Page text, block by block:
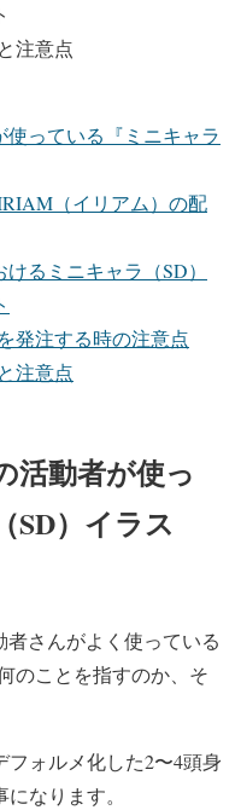
注意点
っている『ミニキャラ
（イリアム）の配
るミニキャラ（SD）
発注する時の注意点
注意点
活動者が使っ
SD）イラス
さんがよく使っている
のことを指すのか、そ
ォルメ化した2〜4頭身
なります。